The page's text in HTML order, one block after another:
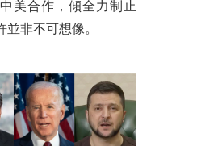
美合作，傾全力制止
非不可想像。